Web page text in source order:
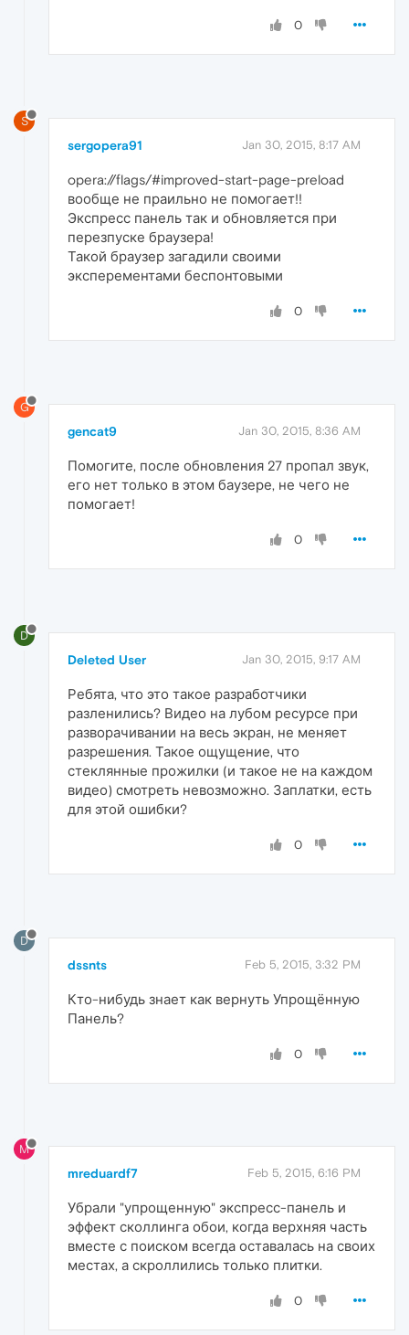
0
S
sergopera91 Jan 30, 2015, 8:17 AM
opera://flags/#improved-start-page-preload
вообще не праильно не помогает!!
Экспресс панель так и обновляется при
перезпуске браузера!
Такой браузер загадили своими
эксперементами беспонтовыми
0
G
gencat9 Jan 30, 2015, 8:36 AM
Помогите, после обновления 27 пропал звук,
его нет только в этом баузере, не чего не
помогает!
0
D
Deleted User Jan 30, 2015, 9:17 AM
Ребята, что это такое разработчики
разленились? Видео на лубом ресурсе при
разворачивании на весь экран, не меняет
разрешения. Такое ощущение, что
стеклянные прожилки (и такое не на каждом
видео) смотреть невозможно. Заплатки, есть
для этой ошибки?
0
D
dssnts Feb 5, 2015, 3:32 PM
Кто-нибудь знает как вернуть Упрощённую
Панель?
0
M
mreduardf7 Feb 5, 2015, 6:16 PM
Убрали "упрощенную" экспресс-панель и
эффект сколлинга обои, когда верхняя часть
вместе с поиском всегда оставалась на своих
местах, а скроллились только плитки.
0